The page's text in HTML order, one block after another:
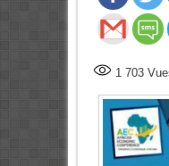
1 703